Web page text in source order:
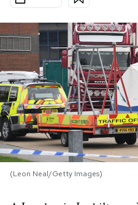
PODCAST
NEWSLETTER
I MIEI PREFERITI
SHOP
(Leon Neal/Getty Images)